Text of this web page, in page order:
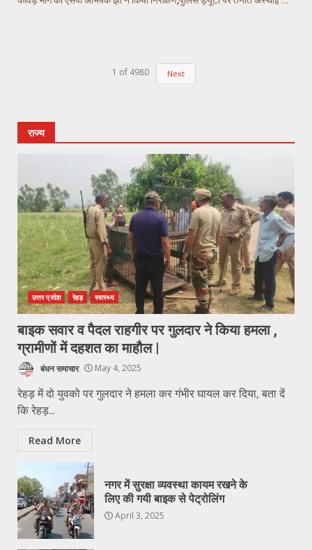
1 of 4980 Next
राज्य
उत्तर प्रदेश रेहड़ स्वास्थ्य
बाइक सवार व पैदल राहगीर पर गुलदार ने किया हमला ,
ग्रामीणों में दहशत का माहौल |
बंधन समाचार May 4, 2025
रेहड़ में दो युवको पर गुलदार ने हमला कर गंभीर घायल कर दिया, बता दें
कि रेहड़...
Read More
नगर में सुरक्षा व्यवस्था कायम रखने के
लिए की गयी बाइक से पेट्रोलिंग
April 3, 2025